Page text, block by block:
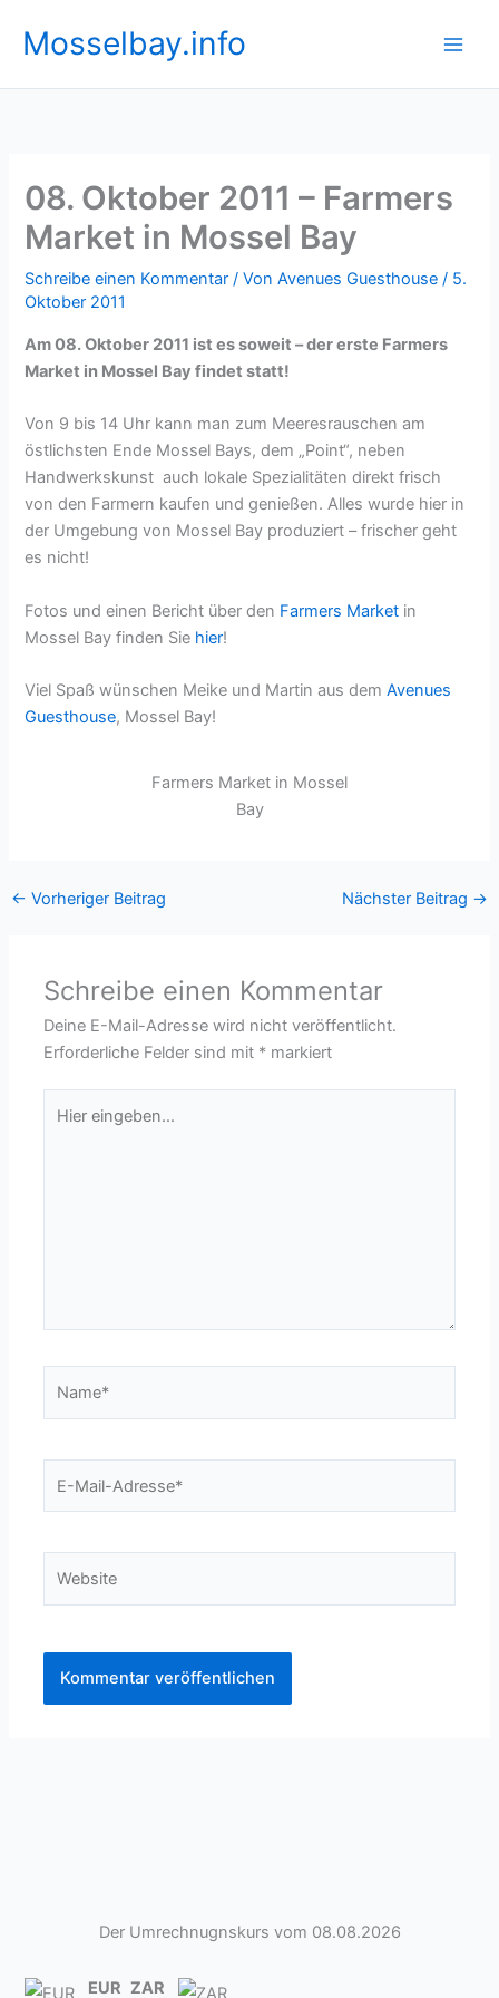
InhaltMosselbay.info
08. Oktober 2011 – Farmers
Market in Mossel Bay
Schreibe einen Kommentar / VonAvenues Guesthouse/ 5.
Oktober 2011
Am 08. Oktober 2011 ist es soweit – der erste Farmers
Market in Mossel Bay findet statt!
Von 9 bis 14 Uhr kann man zum Meeresrauschen am
östlichsten Ende Mossel Bays, dem „Point“, neben
Handwerkskunst auch lokale Spezialitäten direkt frisch
von den Farmern kaufen und genießen. Alles wurde hier in
der Umgebung von Mossel Bay produziert – frischer geht
es nicht!
Fotos und einen Bericht über den Farmers Market in
Mossel Bay finden Sie hier!
Viel Spaß wünschen Meike und Martin aus demAvenues
Guesthouse, Mossel Bay!
Farmers Market in Mossel
Bay
← Vorheriger Beitrag Nächster Beitrag →
Schreibe einen Kommentar
Deine E-Mail-Adresse wird nicht veröffentlicht.
Erforderliche Felder sind mit * markiert
eingeben…
Mail-
Der Umrechnugnskurs vom 08.08.2026
EUR ZAR